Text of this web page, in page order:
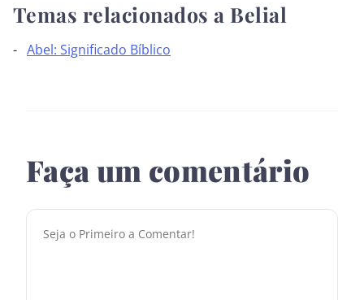
Temas relacionados a Belial
Abel: Significado Bíblico
Faça um comentário